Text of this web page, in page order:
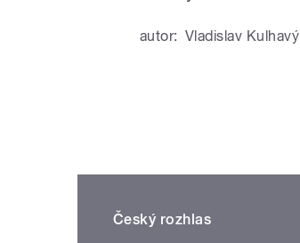
autor: Vladislav Kulhavý
Český rozhlas